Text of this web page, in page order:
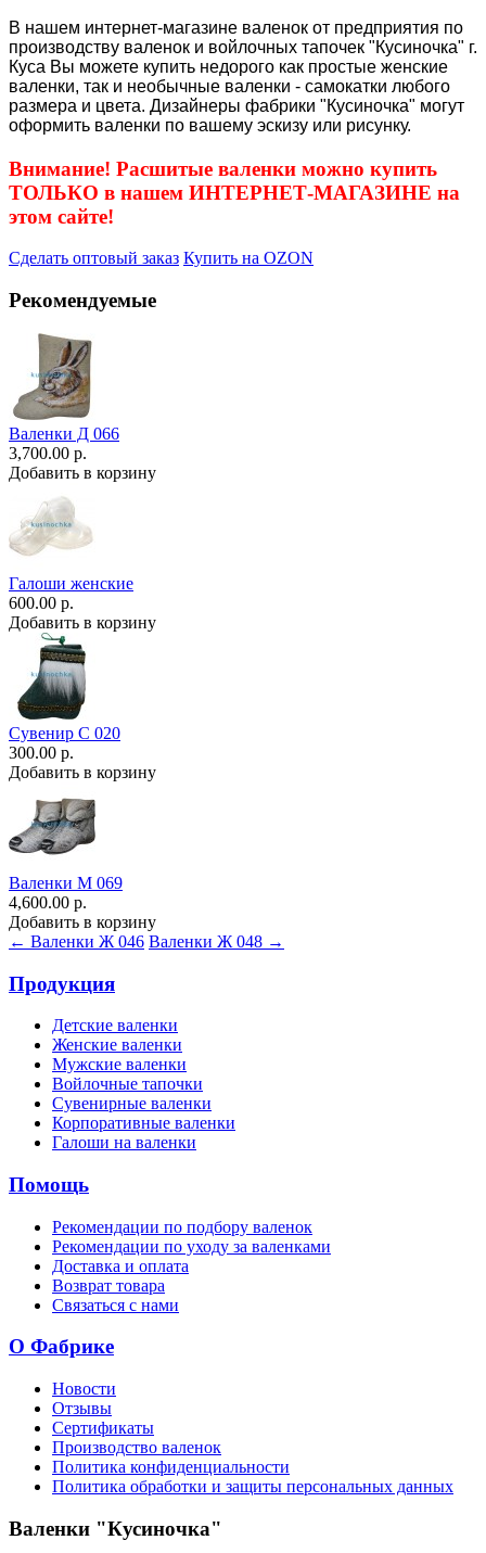
В нашем интернет-магазине валенок от предприятия по
производству валенок и войлочных тапочек "Кусиночка" г.
Куса Вы можете купить недорого как простые женские
валенки, так и необычные валенки - самокатки любого
размера и цвета. Дизайнеры фабрики "Кусиночка" могут
оформить валенки по вашему эскизу или рисунку.
Внимание! Расшитые валенки можно купить
ТОЛЬКО в нашем ИНТЕРНЕТ-МАГАЗИНЕ на
этом сайте!
Сделать оптовый заказ Купить на OZON
Рекомендуемые
Валенки Д 066
3,700.00 р.
Добавить в корзину
Галоши женские
600.00 р.
Добавить в корзину
Сувенир С 020
300.00 р.
Добавить в корзину
Валенки М 069
4,600.00 р.
Добавить в корзину
← Валенки Ж 046 Валенки Ж 048 →
Продукция
Детские валенки
Женские валенки
Мужские валенки
Войлочные тапочки
Сувенирные валенки
Корпоративные валенки
Галоши на валенки
Помощь
Рекомендации по подбору валенок
Рекомендации по уходу за валенками
Доставка и оплата
Возврат товара
Связаться с нами
О Фабрике
Новости
Отзывы
Сертификаты
Производство валенок
Политика конфиденциальности
Политика обработки и защиты персональных данных
Валенки "Кусиночка"